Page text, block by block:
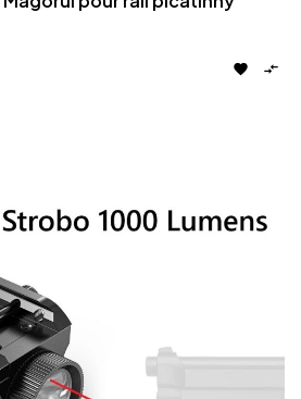
 